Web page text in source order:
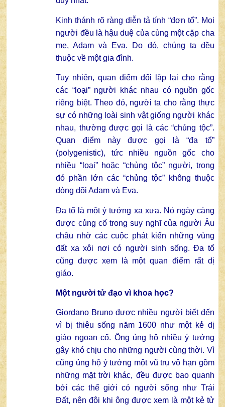
Kinh thánh rõ ràng diễn tả tính “đơn tổ”. Mọi
người đều là hậu duệ của cùng một cặp cha
mẹ, Adam và Eva. Do đó, chúng ta đều
thuộc về một gia đình.
Tuy nhiên, quan điểm đối lập lại cho rằng
các “loại” người khác nhau có nguồn gốc
riêng biệt. Theo đó, người ta cho rằng thực
sự có những loài sinh vật giống người khác
nhau, thường được gọi là các “chủng tộc”.
Quan điểm này được gọi là “đa tổ”
(polygenistic), tức nhiều nguồn gốc cho
nhiều “loại” hoặc “chủng tộc” người, trong
đó phần lớn các “chủng tộc” không thuộc
dòng dõi Adam và Eva.
Đa tổ là một ý tưởng xa xưa. Nó ngày càng
được củng cố trong suy nghĩ của người Âu
châu nhờ các cuộc phát kiến những vùng
đất xa xôi nơi có người sinh sống. Đa tổ
cũng được xem là một quan điểm rất dị
giáo.
Một người tử đạo vì khoa học?
Giordano Bruno được nhiều người biết đến
vì bị thiêu sống năm 1600 như một kẻ dị
giáo ngoan cố. Ông ủng hộ nhiều ý tưởng
gây khó chịu cho những người cùng thời. Vì
cũng ủng hộ ý tưởng một vũ trụ vô hạn gồm
những mặt trời khác, đều được bao quanh
bởi các thế giới có người sống như Trái
Đất, nên đôi khi ông được xem là một kẻ tử